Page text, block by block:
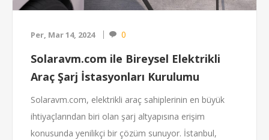
Per, Mar 14, 2024 0
Solaravm.com ile Bireysel Elektrikli
Araç Şarj İstasyonları Kurulumu
Solaravm.com, elektrikli araç sahiplerinin en büyük
ihtiyaçlarından biri olan şarj altyapısına erişim
konusunda yenilikçi bir çözüm sunuyor. İstanbul,